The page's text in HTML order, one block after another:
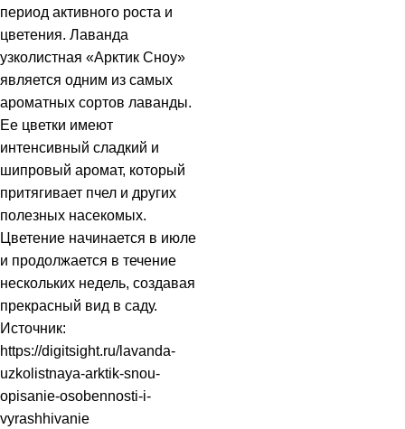
период активного роста и
цветения. Лаванда
узколистная «Арктик Сноу»
является одним из самых
ароматных сортов лаванды.
Ее цветки имеют
интенсивный сладкий и
шипровый аромат, который
притягивает пчел и других
полезных насекомых.
Цветение начинается в июле
и продолжается в течение
нескольких недель, создавая
прекрасный вид в саду.
Источник:
https://digitsight.ru/lavanda-
uzkolistnaya-arktik-snou-
opisanie-osobennosti-i-
vyrashhivanie